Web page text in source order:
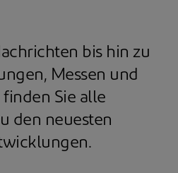
bis hin zu
Messen und
Sie alle
den neuesten